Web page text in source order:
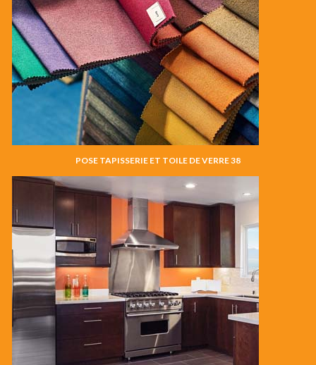
POSE TAPISSERIE ET TOILE DE VERRE 38